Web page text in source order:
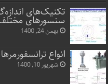
تکنیک‌های
سنسورهای
بهمن 24, 1400
انواع
شهریور 10, 1400